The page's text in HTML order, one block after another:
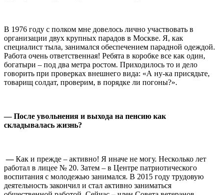
В 1976 году с полком мне довелось лично участвовать в
организации двух крупных парадов в Москве. Я, как
специалист тыла, занимался обеспечением парадной одеждой.
Работа очень ответственная! Ребята в коробке все как один,
богатыри – под два метра ростом. Приходилось то и дело
говорить при проверках внешнего вида: «А ну-ка присядьте,
товарищ солдат, проверим, в порядке ли погоны?».
— После увольнения и выхода на пенсию как
складывалась жизнь?
—Как и прежде – активно! Я иначе не могу. Несколько лет
работал в лицее № 20. Затем – в Центре патриотического
воспитания с молодежью занимался. В 2015 году трудовую
деятельность закончил и стал активно заниматься